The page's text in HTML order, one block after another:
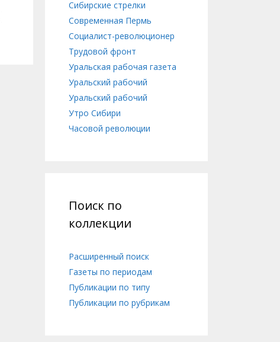
Сибирские стрелки
Современная Пермь
Социалист-революционер
Трудовой фронт
Уральская рабочая газета
Уральский рабочий
Уральский рабочий
Утро Сибири
Часовой революции
Поиск по
коллекции
Расширенный поиск
Газеты по периодам
Публикации по типу
Публикации по рубрикам